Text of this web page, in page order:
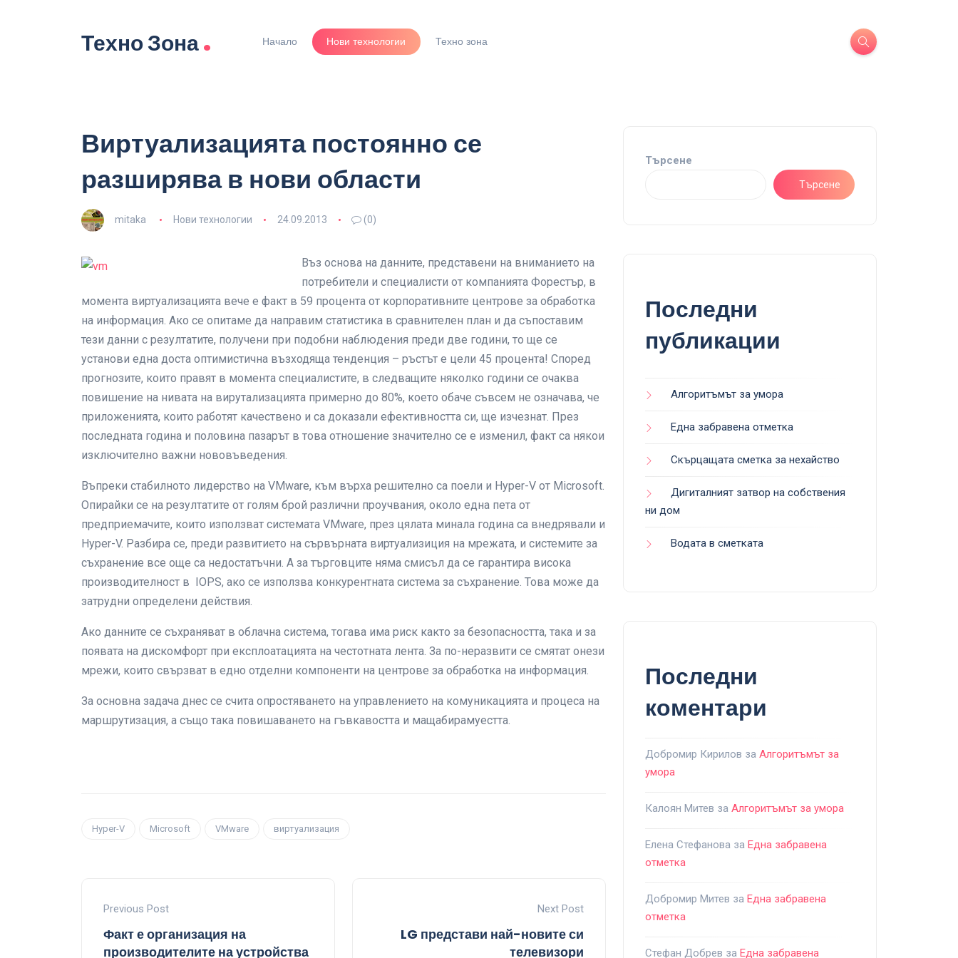
Техно Зона. Начало Нови технологии Техно зона
Виртуализацията постоянно се
разширява в нови области
mitaka Нови технологии 24.09.2013 (0)
Въз основа на данните, представени на вниманието на
потребители и специалисти от компанията Форестър, в
момента виртуализацията вече е факт в 59 процента от корпоративните центрове за обработка
на информация. Ако се опитаме да направим статистика в сравнителен план и да съпоставим
тези данни с резултатите, получени при подобни наблюдения преди две години, то ще се
установи една доста оптимистична възходяща тенденция – ръстът е цели 45 процента! Според
прогнозите, които правят в момента специалистите, в следващите няколко години се очаква
повишение на нивата на вирутализацията примерно до 80%, което обаче съвсем не означава, че
приложенията, които работят качествено и са доказали ефективността си, ще изчезнат. През
последната година и половина пазарът в това отношение значително се е изменил, факт са някои
изключително важни нововъведения.
Въпреки стабилното лидерство на VMware, към върха решително са поели и Hyper-V от Microsoft.
Опирайки се на резултатите от голям брой различни проучвания, около една пета от
предприемачите, които използват системата VMware, през цялата минала година са внедрявали и
Hyper-V. Разбира се, преди развитието на сървърната виртуализиция на мрежата, и системите за
съхранение все още са недостатъчни. А за търговците няма смисъл да се гарантира висока
производителност в IOPS, ако се използва конкурентната система за съхранение. Това може да
затрудни определени действия.
Ако данните се съхраняват в облачна система, тогава има риск както за безопасността, така и за
появата на дискомфорт при експлоатацията на честотната лента. За по-неразвити се смятат онези
мрежи, които свързват в едно отделни компоненти на центрове за обработка на информация.
За основна задача днес се счита опростяването на управлението на комуникацията и процеса на
маршрутизация, а също така повишаването на гъвкавостта и мащабирамуестта.
Hyper-V Microsoft VMware виртуализация
Previous Post
Факт е организация на
производителите на устройства
Next Post
LG представи най-новите си
телевизори
Търсене
Търсене
Последни
публикации
Алгоритъмът за умора
Една забравена отметка
Скърцащата сметка за нехайство
Дигиталният затвор на собствения
ни дом
Водата в сметката
Последни
коментари
Добромир Кирилов за Алгоритъмът за
умора
Калоян Митев за Алгоритъмът за умора
Елена Стефанова за Една забравена
отметка
Добромир Митев за Една забравена
отметка
Стефан Добрев за Една забравена